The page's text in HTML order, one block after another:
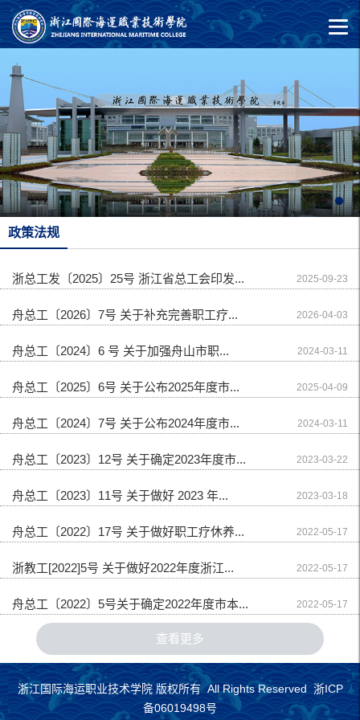
政策法规
浙总工发〔2025〕25号 浙江省总工会印发... 2025-09-23
舟总工〔2026〕7号 关于补充完善职工疗... 2026-04-03
舟总工〔2024〕6 号 关于加强舟山市职... 2024-03-11
舟总工〔2025〕6号 关于公布2025年度市... 2025-04-09
舟总工〔2024〕7号 关于公布2024年度市... 2024-03-11
舟总工〔2023〕12号 关于确定2023年度市... 2023-03-22
舟总工〔2023〕11号 关于做好 2023 年... 2023-03-18
舟总工〔2022〕17号 关于做好职工疗休养... 2022-05-17
浙教工[2022]5号 关于做好2022年度浙江... 2022-05-17
舟总工〔2022〕5号关于确定2022年度市本... 2022-05-17
查看更多
浙江国际海运职业技术学院 版权所有 All Rights Reserved 浙ICP
备06019498号